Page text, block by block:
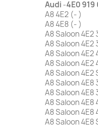
Audi -4E0 919
A8 4E2 (- )
A8 4E8 (- )
A8 Saloon
A8 Saloon
A8 Saloon
A8 Saloon
A8 Saloon
A8 Saloon
A8 Saloon
A8 Saloon
A8 Saloon
A8 Saloon